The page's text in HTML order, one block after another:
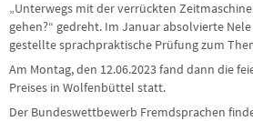
„Unterwegs mit der verrückten
gehen?“ gedreht. Im Januar absolvierte
gestellte sprachpraktische Prüfung zum
Am Montag, den 12.06.2023 fand dann die
Preises in Wolfenbüttel statt.
Der Bundeswettbewerb Fremdsprachen